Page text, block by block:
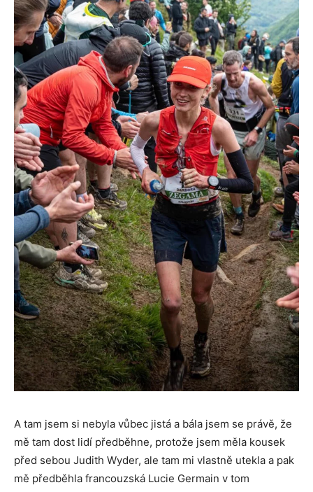
A tam jsem si nebyla vůbec jistá a bála jsem se právě, že
mě tam dost lidí předběhne, protože jsem měla kousek
před sebou Judith Wyder, ale tam mi vlastně utekla a pak
mě předběhla francouzská Lucie Germain v tom